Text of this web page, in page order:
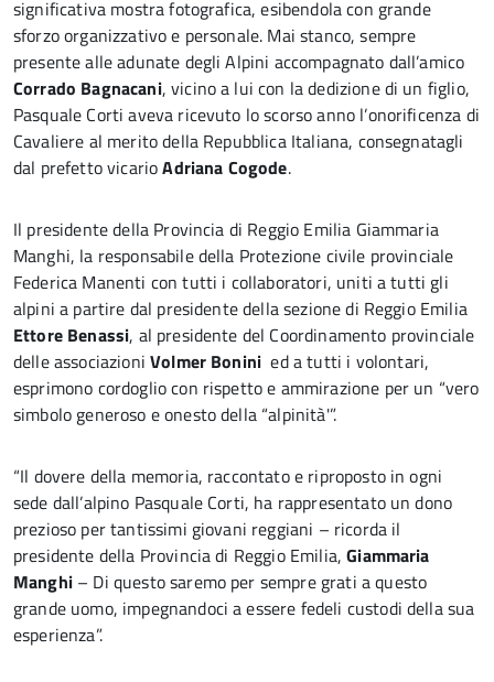
significativa mostra fotografica, esibendola con grande
sforzo organizzativo e personale. Mai stanco, sempre
presente alle adunate degli Alpini accompagnato dall’amico
Corrado Bagnacani, vicino a lui con la dedizione di un figlio,
Pasquale Corti aveva ricevuto lo scorso anno l’onorificenza di
Cavaliere al merito della Repubblica Italiana, consegnatagli
dal prefetto vicarioAdriana Cogode.
Il presidente della Provincia di Reggio Emilia Giammaria
Manghi, la responsabile della Protezione civile provinciale
Federica Manenti con tutti i collaboratori, uniti a tutti gli
alpini a partire dal presidente della sezione di Reggio Emilia
Ettore Benassi, al presidente del Coordinamento provinciale
delle associazioniVolmer Bonini ed a tutti i volontari,
esprimono cordoglio con rispetto e ammirazione per un “vero
simbolo generoso e onesto della “alpinità'”.
“Il dovere della memoria, raccontato e riproposto in ogni
sede dall’alpino Pasquale Corti, ha rappresentato un dono
prezioso per tantissimi giovani reggiani – ricorda il
presidente della Provincia di Reggio Emilia,Giammaria
Manghi– Di questo saremo per sempre grati a questo
grande uomo, impegnandoci a essere fedeli custodi della sua
esperienza”.